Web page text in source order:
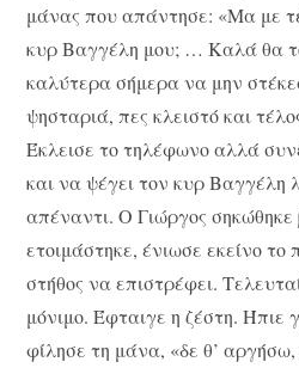
μάνας που απάντησε: «Μα με
κυρ Βαγγέλη μου; … Καλά θα
καλύτερα σήμερα να μην
ψησταριά, πες κλειστό και
Έκλεισε το τηλέφωνο αλλά
και να ψέγει τον κυρ Βαγγέλη
απέναντι. Ο Γιώργος σηκώθηκε
ετοιμάστηκε, ένιωσε εκείνο
στήθος να επιστρέφει.
μόνιμο. Έφταιγε η ζέστη. Ήπιε
φίλησε τη μάνα, «δε θ’ αργήσω,